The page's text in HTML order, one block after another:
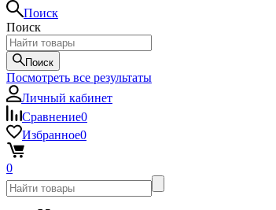
Поиск
Поиск
Поиск
Посмотреть все результаты
Личный кабинет
Сравнение0
Избранное0
0